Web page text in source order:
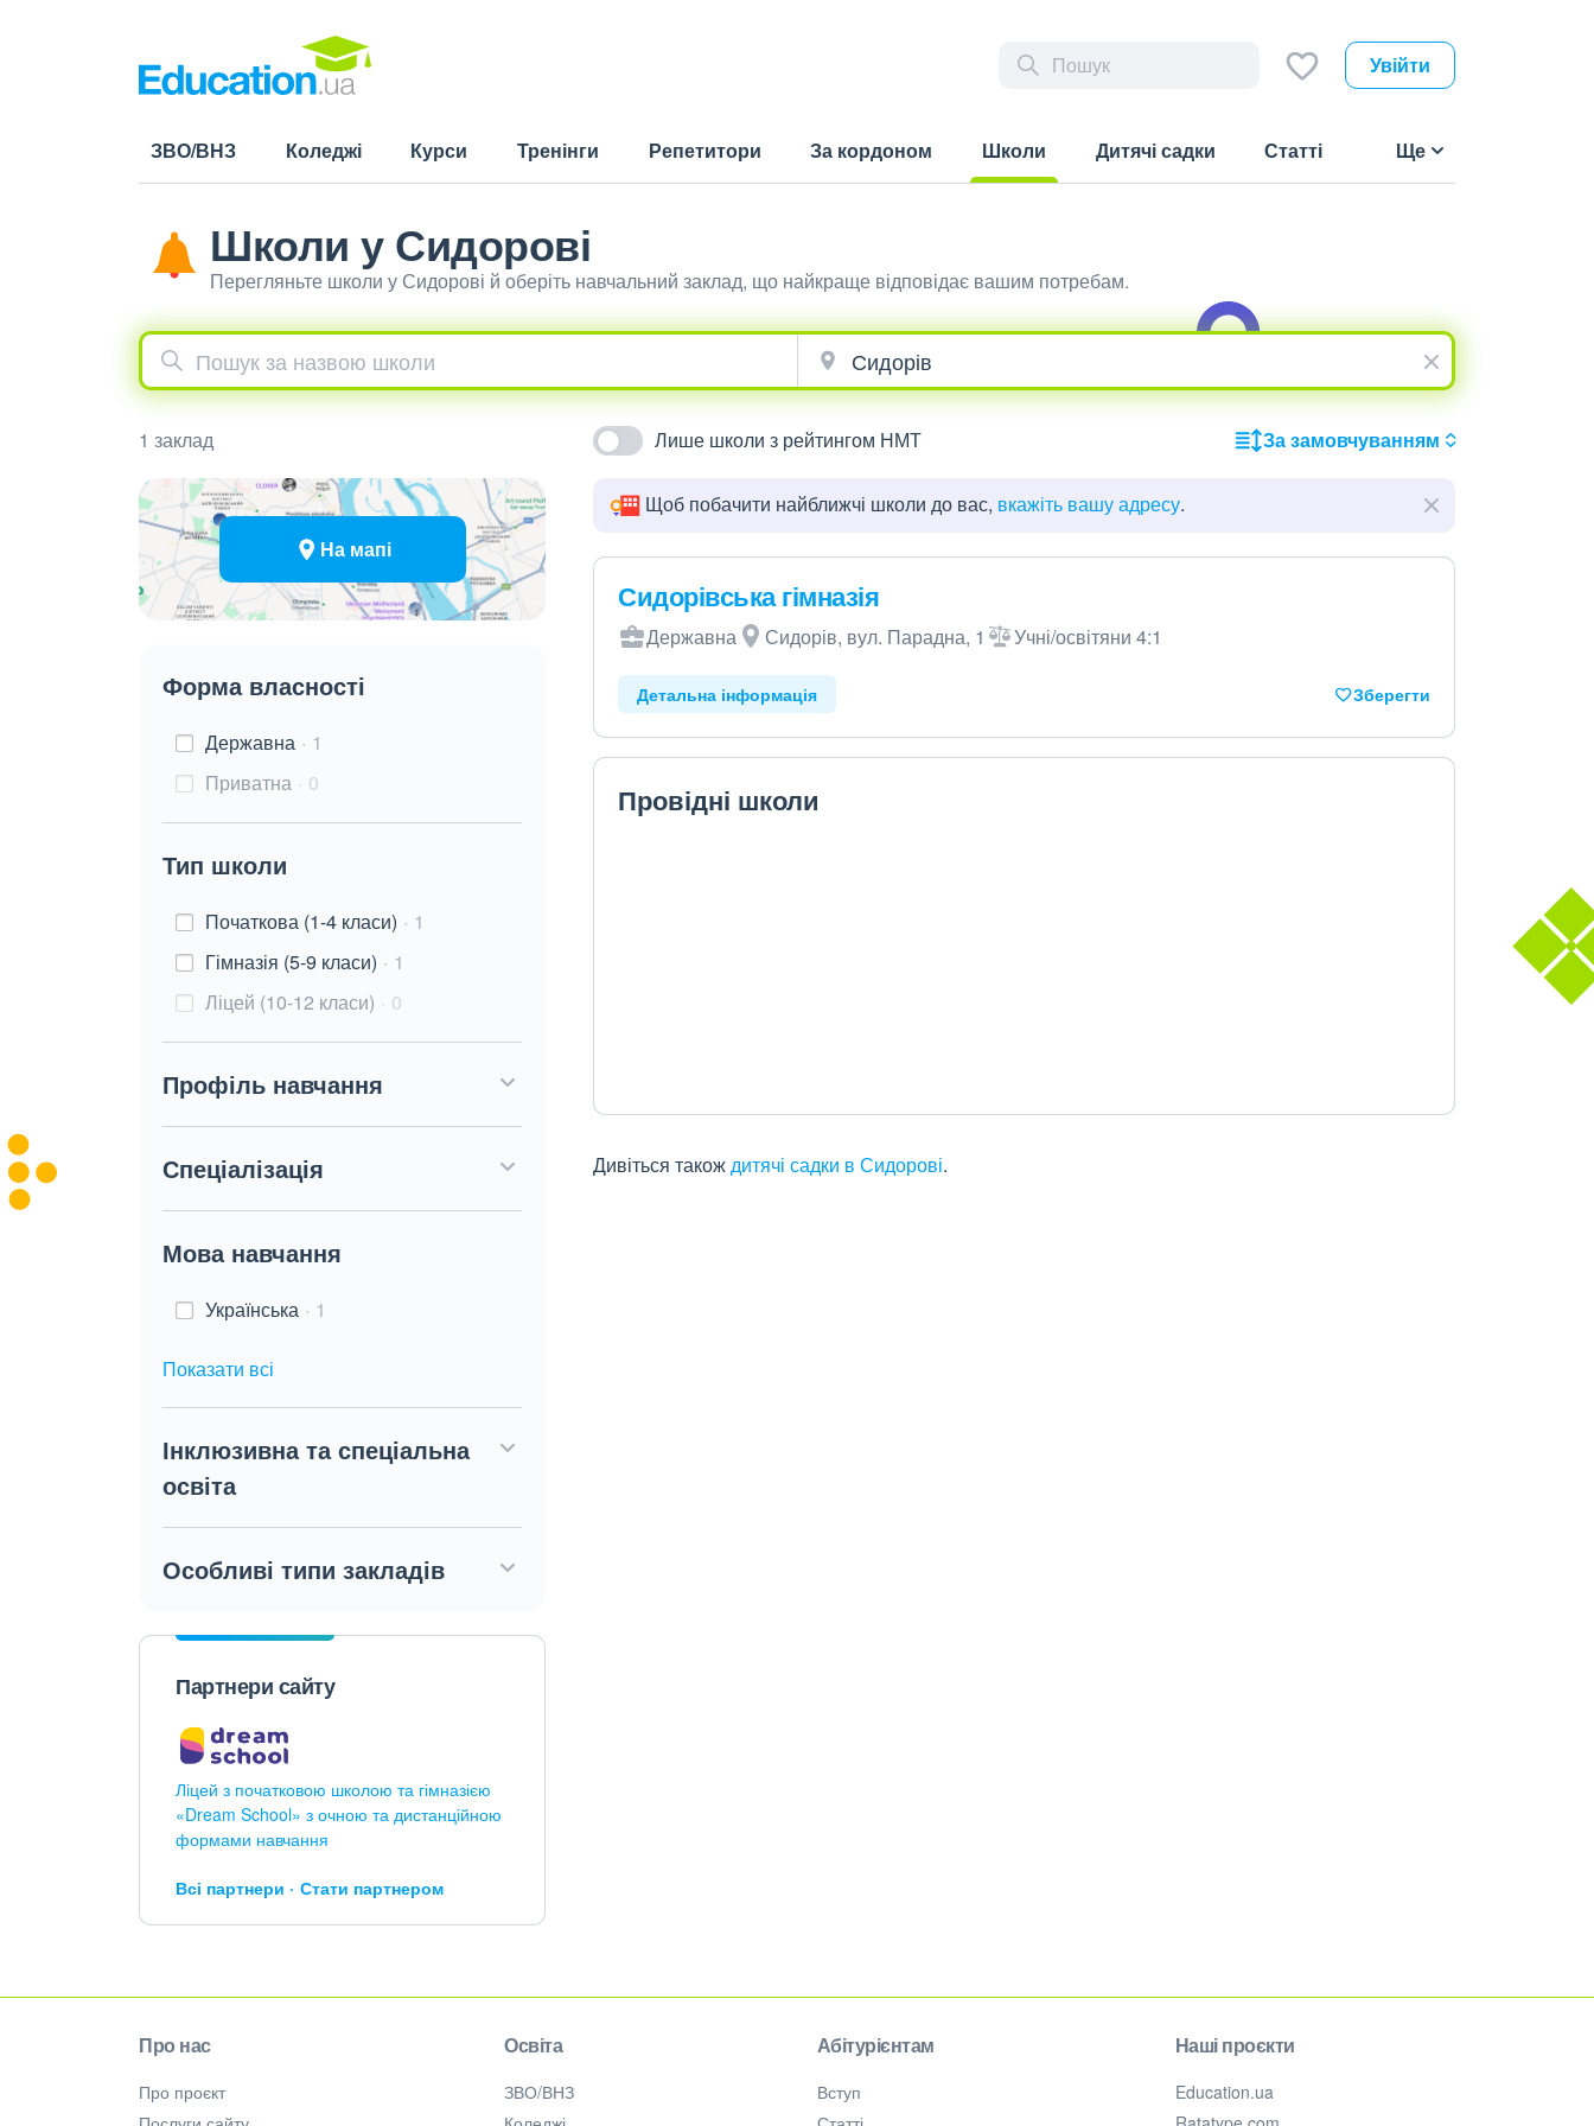
Увійти
ЗВО/ВНЗ Коледжі Курси Тренінги Репетитори За кордоном
Школи
Дитячі садки Статті Ще
Школи у Сидорові
Перегляньте школи у Сидорові й оберіть навчальний заклад, що найкраще відповідає вашим потребам.
1 заклад Лише школи з рейтингом НМТ За замовчуванням
На мапі
Форма власності
Державна
1
Приватна
0
Тип школи
Початкова (1-4 класи)
1
Гімназія (5-9 класи)
1
Ліцей (10-12 класи)
0
Профіль навчання
Спеціалізація
Мова навчання
Українська 1
Показати всі
Інклюзивна та спеціальна
освіта
Особливі типи закладів
Партнери сайту
Ліцей з початковою школою та гімназією
«Dream School» з очною та дистанційною
формами навчання
Всі партнери Стати партнером
Щоб побачити найближчі школи до вас, вкажіть вашу адресу.
Сидорівська гімназія
Державна Сидорів, вул. Парадна, 1 Учні/освітяни 4:1
Детальна інформація Зберегти
Провідні школи
Дивіться такождитячі садки в Сидорові.
Про нас
Про проєкт
Освіта
ЗВО/ВНЗ
Абітурієнтам
Вступ
Наші проєкти
Education.ua